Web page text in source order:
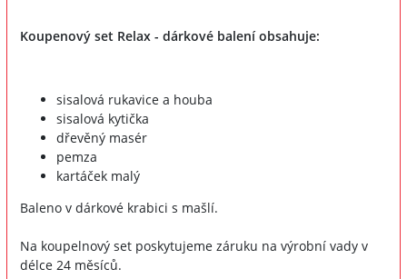
Koupenový set Relax - dárkové balení obsahuje:
sisalová rukavice a houba
sisalová kytička
dřevěný masér
pemza
kartáček malý
Baleno v dárkové krabici s mašlí.
Na koupelnový set poskytujeme záruku na výrobní vady v
délce 24 měsíců.